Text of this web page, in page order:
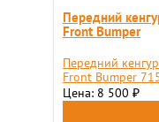
Передний
Front Bumper
Передний
Front Bumper
Цена: 8 500 ₽